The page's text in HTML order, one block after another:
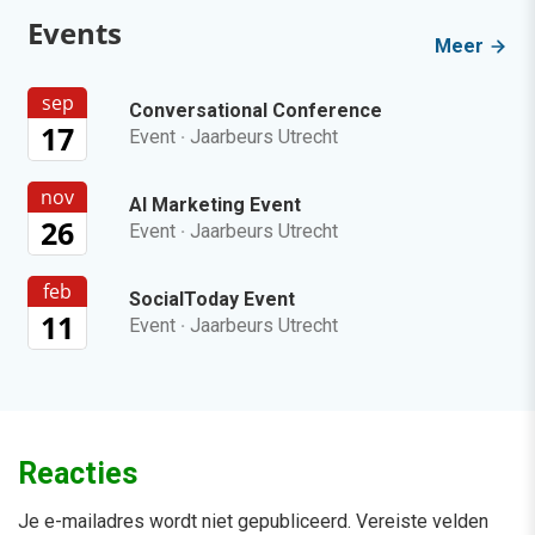
Events Meer
sep
17
Conversational Conference
Event · Jaarbeurs Utrecht
nov
26
AI Marketing Event
Event · Jaarbeurs Utrecht
feb
11
SocialToday Event
Event · Jaarbeurs Utrecht
Reacties
Je e-mailadres wordt niet gepubliceerd. Vereiste velden